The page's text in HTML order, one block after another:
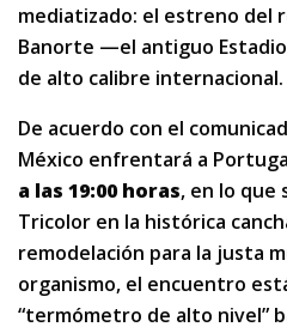
mediatizado: el estreno del
Banorte —el antiguo
de alto calibre internacional.
De acuerdo con el
México enfrentará a
a las 19:00 horas, en lo que
Tricolor en la histórica
remodelación para la justa
organismo, el encuentro
“termómetro de alto nivel”